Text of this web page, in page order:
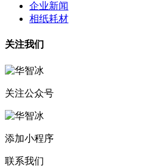
企业新闻
相纸耗材
关注我们
关注公众号
添加小程序
联系我们